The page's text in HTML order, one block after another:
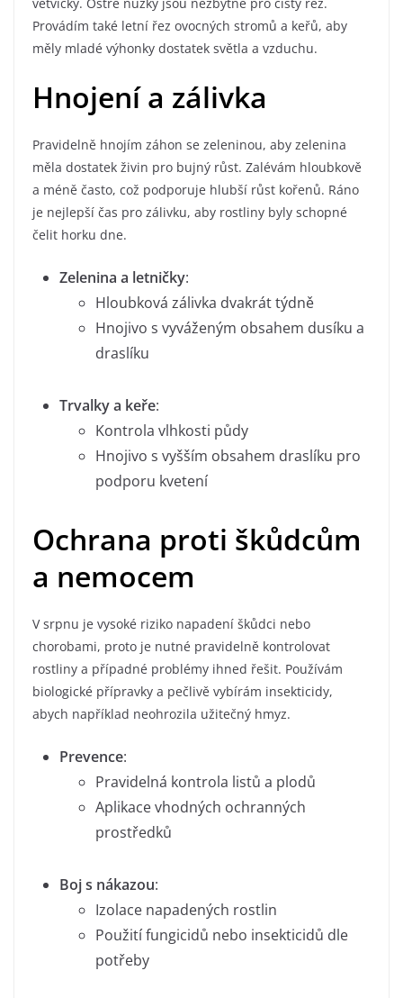
větvičky. Ostré nůžky jsou nezbytné pro čistý řez.
Provádím také letní řez ovocných stromů a keřů, aby
měly mladé výhonky dostatek světla a vzduchu.
Hnojení a zálivka
Pravidelně hnojím záhon se zeleninou, aby zelenina
měla dostatek živin pro bujný růst. Zalévám hloubkově
a méně často, což podporuje hlubší růst kořenů. Ráno
je nejlepší čas pro zálivku, aby rostliny byly schopné
čelit horku dne.
Zelenina a letničky:
Hloubková zálivka dvakrát týdně
Hnojivo s vyváženým obsahem dusíku a
draslíku
Trvalky a keře:
Kontrola vlhkosti půdy
Hnojivo s vyšším obsahem draslíku pro
podporu kvetení
Ochrana proti škůdcům
a nemocem
V srpnu je vysoké riziko napadení škůdci nebo
chorobami, proto je nutné pravidelně kontrolovat
rostliny a případné problémy ihned řešit. Používám
biologické přípravky a pečlivě vybírám insekticidy,
abych například neohrozila užitečný hmyz.
Prevence:
Pravidelná kontrola listů a plodů
Aplikace vhodných ochranných
prostředků
Boj s nákazou:
Izolace napadených rostlin
Použití fungicidů nebo insekticidů dle
potřeby